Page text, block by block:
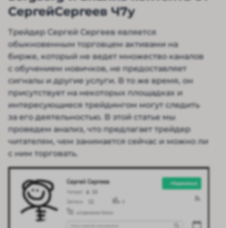
СергейСергеев Ч7у
Трейдер Сергей Сергеев является
обыкновенным торговцем активами на
бирже, который не ведет множество каналов
с обучением новичков, не предоставляет
сигналы и другие услуги. В то же время, он
присутствует на некоторых площадках и
интересующиеся трейдингом могут следить
за его деятельностью. В этой статье мы
проведем анализ, что предлагает трейдер
читателям, чем занимается сейчас и можно ли
с ним торговать.